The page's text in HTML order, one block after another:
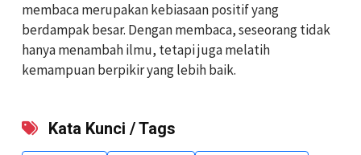
membaca merupakan kebiasaan positif yang
berdampak besar. Dengan membaca, seseorang tidak
hanya menambah ilmu, tetapi juga melatih
kemampuan berpikir yang lebih baik.
Kata Kunci / Tags